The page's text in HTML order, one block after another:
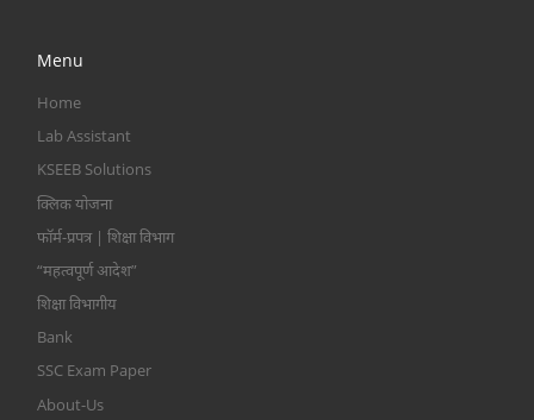
Menu
Home
Lab Assistant
KSEEB Solutions
क्लिक योजना
फॉर्म-प्रपत्र | शिक्षा विभाग
“महत्वपूर्ण आदेश”
शिक्षा विभागीय
Bank
SSC Exam Paper
About-Us